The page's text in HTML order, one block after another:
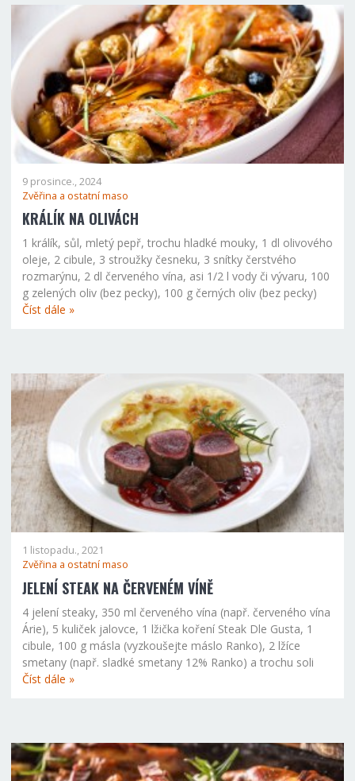
9 prosince., 2024
Zvěřina a ostatní maso
KRÁLÍK NA OLIVÁCH
1 králík, sůl, mletý pepř, trochu hladké mouky, 1 dl olivového
oleje, 2 cibule, 3 stroužky česneku, 3 snítky čerstvého
rozmarýnu, 2 dl červeného vína, asi 1/2 l vody či vývaru, 100
g zelených oliv (bez pecky), 100 g černých oliv (bez pecky)
Číst dále »
1 listopadu., 2021
Zvěřina a ostatní maso
JELENÍ STEAK NA ČERVENÉM VÍNĚ
4 jelení steaky, 350 ml červeného vína (např. červeného vína
Árie), 5 kuliček jalovce, 1 lžička koření Steak Dle Gusta, 1
cibule, 100 g másla (vyzkoušejte máslo Ranko), 2 lžíce
smetany (např. sladké smetany 12% Ranko) a trochu soli
Číst dále »